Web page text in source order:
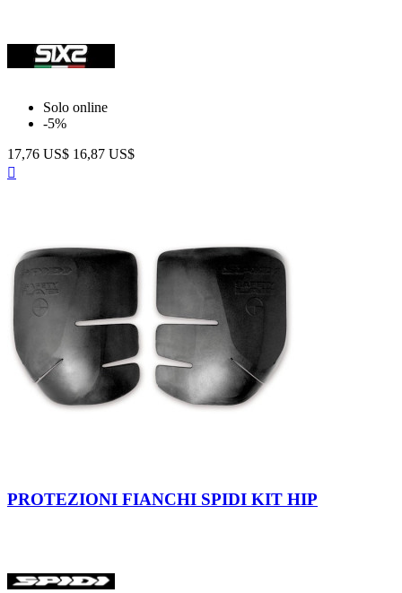
Solo online
-5%
17,76 US$ 16,87 US$

PROTEZIONI FIANCHI SPIDI KIT HIP